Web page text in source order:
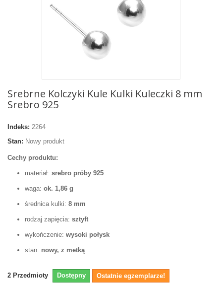
Srebrne Kolczyki Kule Kulki Kuleczki 8 mm
Srebro 925
Indeks: 2264
Stan: Nowy produkt
Cechy produktu:
materiał: srebro próby 925
waga: ok. 1,86 g
średnica kulki: 8 mm
rodzaj zapięcia: sztyft
wykończenie: wysoki połysk
stan: nowy, z metką
2 Przedmioty Dostępny Ostatnie egzemplarze!